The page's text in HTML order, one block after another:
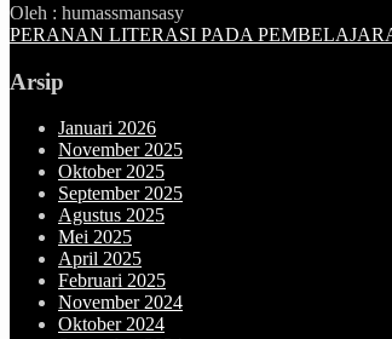
Oleh : humassmansasy
PERANAN LITERASI PADA
Arsip
Januari 2026
November 2025
Oktober 2025
September 2025
Agustus 2025
Mei 2025
April 2025
Februari 2025
November 2024
Oktober 2024